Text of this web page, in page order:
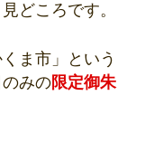
どころです。
ま市」という
みの限定御朱